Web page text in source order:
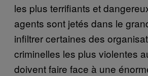
les plus terrifiants et
agents sont jetés dans le
infiltrer certaines des
criminelles les plus violentes
doivent faire face à une